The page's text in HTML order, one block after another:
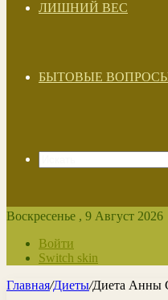
ЛИШНИЙ ВЕС
БЫТОВЫЕ
Воскресенье , 9 Август 2026
Войти
Switch skin
Главная/Диеты/Диета Анны